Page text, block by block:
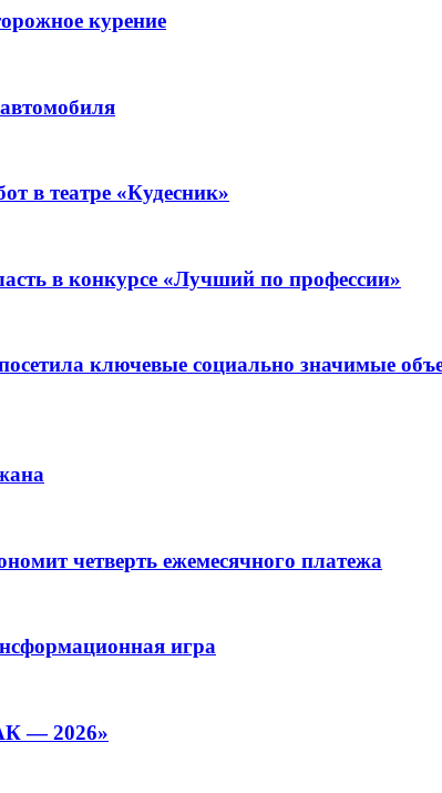
курение
в театре «Кудесник»
в конкурсе «Лучший по профессии»
ключевые социально значимые
четверть ежемесячного платежа
игра
— 2026»